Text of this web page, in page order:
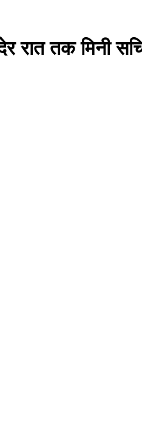
रात तक मिनी